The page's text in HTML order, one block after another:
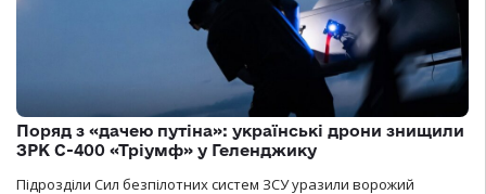
Поряд з «дачею путіна»: українські дрони знищили
ЗРК С-400 «Тріумф» у Геленджику
Підрозділи Сил безпілотних систем ЗСУ уразили ворожий